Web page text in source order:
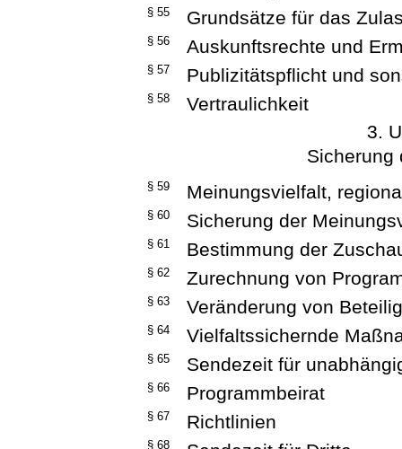
§ 55 Grundsätze für das
§ 56 Auskunftsrechte und
§ 57 Publizitätspflicht und
§ 58
Vertraulichkeit
3.
Sicherung
§ 59 Meinungsvielfalt,
§ 60 Sicherung der
§ 61 Bestimmung der
§ 62 Zurechnung von
§ 63 Veränderung von
§ 64 Vielfaltssichernde
§ 65 Sendezeit für
§ 66 Programmbeirat
§ 67 Richtlinien
§ 68